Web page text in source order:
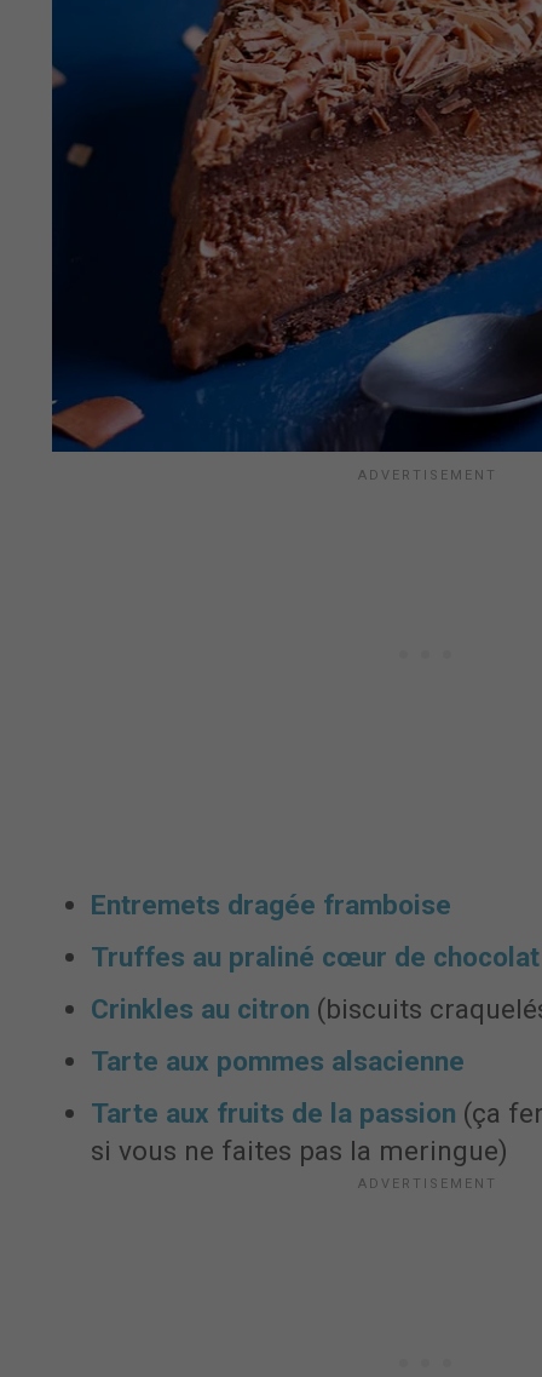
Entremets dragée framboise
Truffes au praliné cœur de
Crinkles au citron (biscuits
Tarte aux pommes alsacienne
Tarte aux fruits de la passion (ça
si vous ne faites pas la meringue)